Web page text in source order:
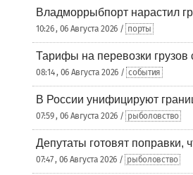
Владморрыбпорт нарастил
10:26 , 06 Августа 2026 / порты
Тарифы на перевозки грузов
08:14 , 06 Августа 2026 / события
В России унифицируют
07:59 , 06 Августа 2026 / рыболовство
Депутаты готовят
07:47 , 06 Августа 2026 / рыболовство